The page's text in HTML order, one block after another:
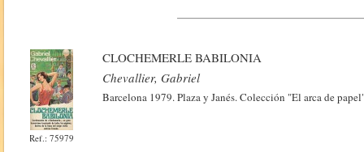
Ref.: 75979
CLOCHEMERLE BABILONIA
Chevallier, Gabriel
Barcelona 1979. Plaza y Janés. Colección "El arca de